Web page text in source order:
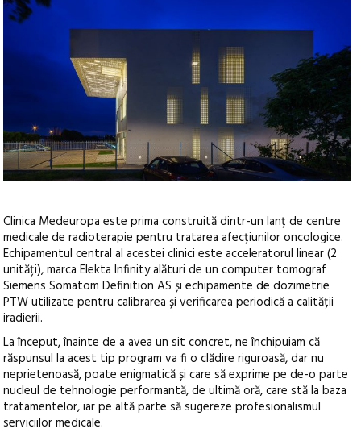
Clinica Medeuropa este prima construită dintr-un lanț de centre
medicale de radioterapie pentru tratarea afecțiunilor oncologice.
Echipamentul central al acestei clinici este acceleratorul linear (2
unități), marca Elekta Infinity alături de un computer tomograf
Siemens Somatom Definition AS și echipamente de dozimetrie
PTW utilizate pentru calibrarea și verificarea periodică a calității
iradierii.
La început, înainte de a avea un sit concret, ne închipuiam că
răspunsul la acest tip program va fi o clădire riguroasă, dar nu
neprietenoasă, poate enigmatică și care să exprime pe de-o parte
nucleul de tehnologie performantă, de ultimă oră, care stă la baza
tratamentelor, iar pe altă parte să sugereze profesionalismul
serviciilor medicale.